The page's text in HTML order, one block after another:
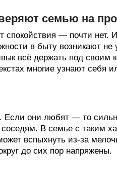
семью на
спокойствия — почти нет.
в быту возникают не
всё держать под своим
многие узнают себя
Если они любят — то
В семье с таким
вспыхнуть из-за
до сих пор напряжены.